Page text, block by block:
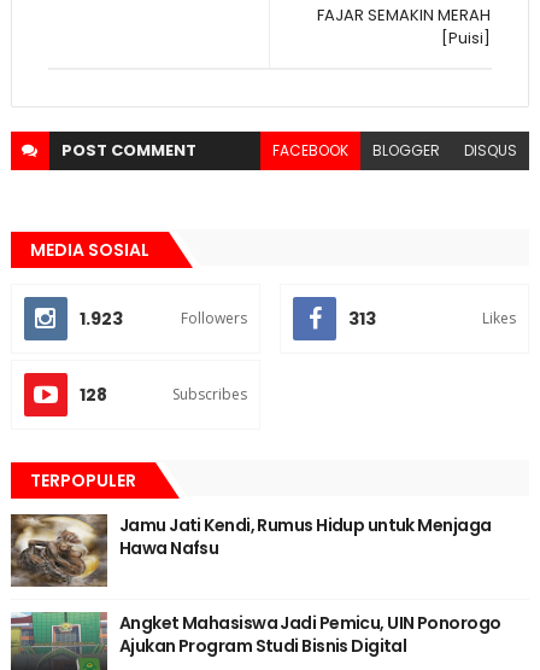
FAJAR SEMAKIN MERAH
[Puisi]
POST COMMENT FACEBOOK BLOGGER DISQUS
MEDIA SOSIAL
1.923 Followers 313 Likes
128 Subscribes
TERPOPULER
Jamu Jati Kendi, Rumus Hidup untuk Menjaga
Hawa Nafsu
Angket Mahasiswa Jadi Pemicu, UIN Ponorogo
Ajukan Program Studi Bisnis Digital